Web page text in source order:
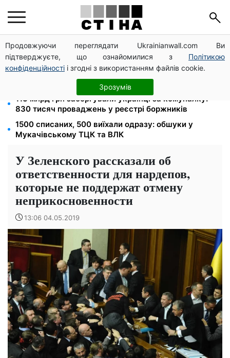
Продовжуючи переглядати Ukrainianwall.com Ви
підтверджуєте, що ознайомилися з Політикою
конфіденційності і згодні з використанням файлів cookie.
Зрозумів
100 000 грн за 18 місяців: Укрзалізниця скасувала
щомісячні виплати мобілізованим
120 грн на день лише на дорогу: кияни масово
звільняються через тариф 30 грн за проїзд
113 млрд грн заборгували українці за комуналку:
830 тисяч проваджень у реєстрі боржників
1500 списаних, 500 виїхали одразу: обшуки у
Мукачівському ТЦК та ВЛК
У Зеленского рассказали об
ответственности для нардепов,
которые не поддержат отмену
неприкосновенности
13:06 04.05.2019